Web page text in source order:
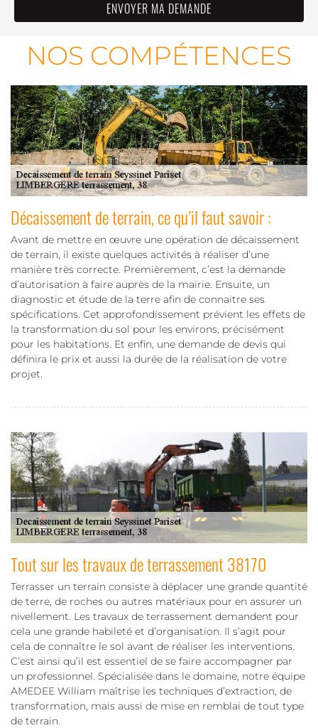
NOS COMPÉTENCES
Décaissement de terrain, ce qu’il faut savoir :
Avant de mettre en œuvre une opération de décaissement
de terrain, il existe quelques activités à réaliser d’une
manière très correcte. Premièrement, c’est la demande
d’autorisation à faire auprès de la mairie. Ensuite, un
diagnostic et étude de la terre afin de connaitre ses
spécifications. Cet approfondissement prévient les effets de
la transformation du sol pour les environs, précisément
pour les habitations. Et enfin, une demande de devis qui
définira le prix et aussi la durée de la réalisation de votre
projet.
Tout sur les travaux de terrassement 38170
Terrasser un terrain consiste à déplacer une grande quantité
de terre, de roches ou autres matériaux pour en assurer un
nivellement. Les travaux de terrassement demandent pour
cela une grande habileté et d’organisation. Il s’agit pour
cela de connaître le sol avant de réaliser les interventions.
C’est ainsi qu’il est essentiel de se faire accompagner par
un professionnel. Spécialisée dans le domaine, notre équipe
AMEDEE William maîtrise les techniques d’extraction, de
transformation, mais aussi de mise en remblai de tout type
de terrain.